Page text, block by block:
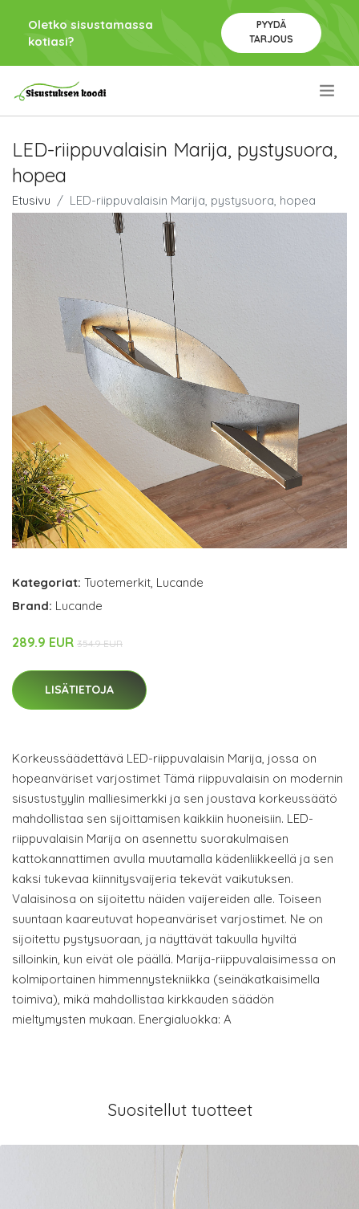
Oletko sisustamassa
kotiasi?
PYYDÄ
TARJOUS
LED-riippuvalaisin Marija, pystysuora,
hopea
Etusivu LED-riippuvalaisin Marija, pystysuora, hopea
Kategoriat: Tuotemerkit, Lucande
Brand: Lucande
289.9 EUR 354.9 EUR
LISÄTIETOJA
Korkeussäädettävä LED-riippuvalaisin Marija, jossa on
hopeanväriset varjostimet Tämä riippuvalaisin on modernin
sisustustyylin malliesimerkki ja sen joustava korkeussäätö
mahdollistaa sen sijoittamisen kaikkiin huoneisiin. LED-
riippuvalaisin Marija on asennettu suorakulmaisen
kattokannattimen avulla muutamalla kädenliikkeellä ja sen
kaksi tukevaa kiinnitysvaijeria tekevät vaikutuksen.
Valaisinosa on sijoitettu näiden vaijereiden alle. Toiseen
suuntaan kaareutuvat hopeanväriset varjostimet. Ne on
sijoitettu pystysuoraan, ja näyttävät takuulla hyviltä
silloinkin, kun eivät ole päällä. Marija-riippuvalaisimessa on
kolmiportainen himmennystekniikka (seinäkatkaisimella
toimiva), mikä mahdollistaa kirkkauden säädön
mieltymysten mukaan. Energialuokka: A
Suositellut tuotteet